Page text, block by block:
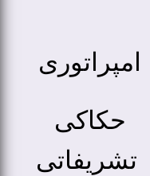
امپراتوری
حکاکی
تشریفاتی